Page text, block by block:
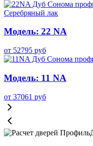
Модель: 22 NA
от 52795 руб
Модель: 11 NA
от 37061 руб